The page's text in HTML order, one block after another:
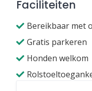
Faciliteiten
Bereikbaar met
Gratis parkeren
Honden welkom